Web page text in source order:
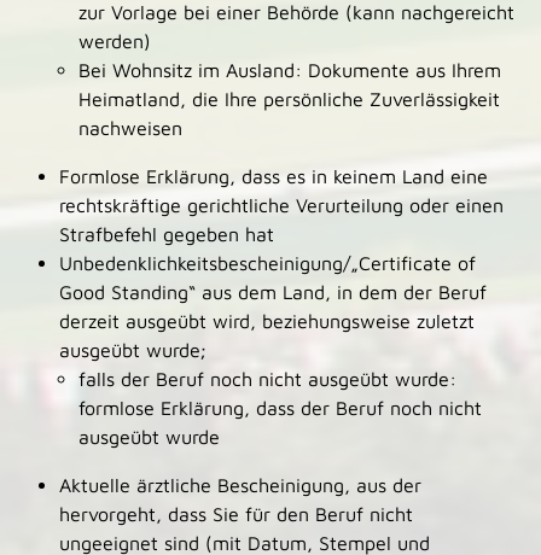
zur Vorlage bei einer Behörde (kann nachgereicht
werden)
Bei Wohnsitz im Ausland: Dokumente aus Ihrem
Heimatland, die Ihre persönliche Zuverlässigkeit
nachweisen
Formlose Erklärung, dass es in keinem Land eine
rechtskräftige gerichtliche Verurteilung oder einen
Strafbefehl gegeben hat
Unbedenklichkeitsbescheinigung/„Certificate of
Good Standing“ aus dem Land, in dem der Beruf
derzeit ausgeübt wird, beziehungsweise zuletzt
ausgeübt wurde;
falls der Beruf noch nicht ausgeübt wurde:
formlose Erklärung, dass der Beruf noch nicht
ausgeübt wurde
Aktuelle ärztliche Bescheinigung, aus der
hervorgeht, dass Sie für den Beruf nicht
ungeeignet sind (mit Datum, Stempel und